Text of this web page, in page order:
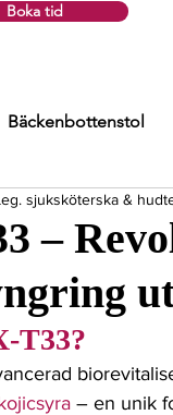
Boka tid
Bäckenbottenstol
–
sjuksköterska &
T33?
– en unik